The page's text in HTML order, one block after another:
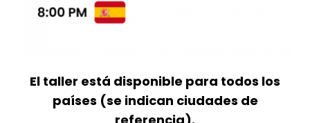
El taller está disponible para todos los
países (se indican ciudades de